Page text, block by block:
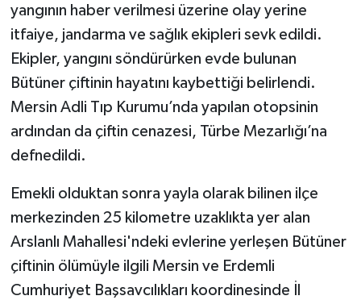
yangının haber verilmesi üzerine olay yerine
itfaiye, jandarma ve sağlık ekipleri sevk edildi.
Ekipler, yangını söndürürken evde bulunan
Bütüner çiftinin hayatını kaybettiği belirlendi.
Mersin Adli Tıp Kurumu’nda yapılan otopsinin
ardından da çiftin cenazesi, Türbe Mezarlığı’na
defnedildi.
Emekli olduktan sonra yayla olarak bilinen ilçe
merkezinden 25 kilometre uzaklıkta yer alan
Arslanlı Mahallesi'ndeki evlerine yerleşen Bütüner
çiftinin ölümüyle ilgili Mersin ve Erdemli
Cumhuriyet Başsavcılıkları koordinesinde İl